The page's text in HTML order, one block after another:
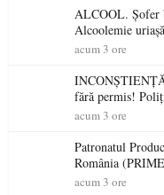
ALCOOL. Șofer
Alcoolemie
acum 3 ore
fără permis!
acum 3 ore
Patronatul
România
electrică a
acum 3 ore